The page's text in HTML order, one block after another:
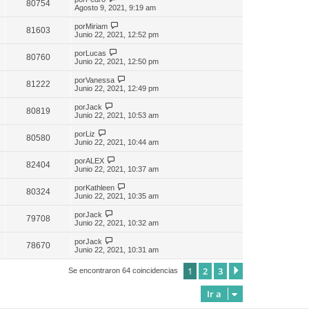
80754
Agosto 9, 2021, 9:19 am
81603 porMiriam
Junio 22, 2021, 12:52 pm
80760 porLucas
Junio 22, 2021, 12:50 pm
81222 porVanessa
Junio 22, 2021, 12:49 pm
80819 porJack
Junio 22, 2021, 10:53 am
80580 porLiz
Junio 22, 2021, 10:44 am
82404 porALEX
Junio 22, 2021, 10:37 am
80324 porKathleen
Junio 22, 2021, 10:35 am
79708 porJack
Junio 22, 2021, 10:32 am
78670 porJack
Junio 22, 2021, 10:31 am
Se encontraron 64 coincidencias 1 2 3
Ir a